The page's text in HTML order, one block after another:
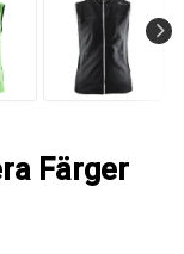
Färger